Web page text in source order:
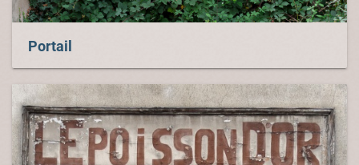
Portail